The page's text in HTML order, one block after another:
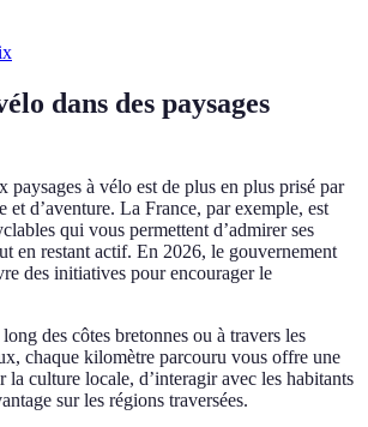
dans des paysages
paysages à vélo est de plus en plus prisé par
et d’aventure. La France, par exemple, est
qui vous permettent d’admirer ses
en restant actif. En 2026, le gouvernement
des initiatives pour encourager le
des côtes bretonnes ou à travers les
chaque kilomètre parcouru vous offre une
la culture locale, d’interagir avec les habitants
sur les régions traversées.